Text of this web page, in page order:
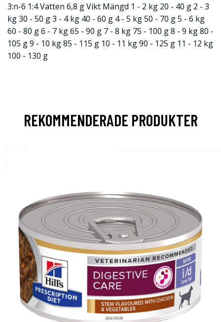
3:n-6 1:4 Vatten 6,8 g Vikt Mängd 1 - 2 kg 20 - 40 g 2 - 3
kg 30 - 50 g 3 - 4 kg 40 - 60 g 4 - 5 kg 50 - 70 g 5 - 6 kg
60 - 80 g 6 - 7 kg 65 - 90 g 7 - 8 kg 75 - 100 g 8 - 9 kg 80 -
105 g 9 - 10 kg 85 - 115 g 10 - 11 kg 90 - 125 g 11 - 12 kg
100 - 130 g
REKOMMENDERADE PRODUKTER